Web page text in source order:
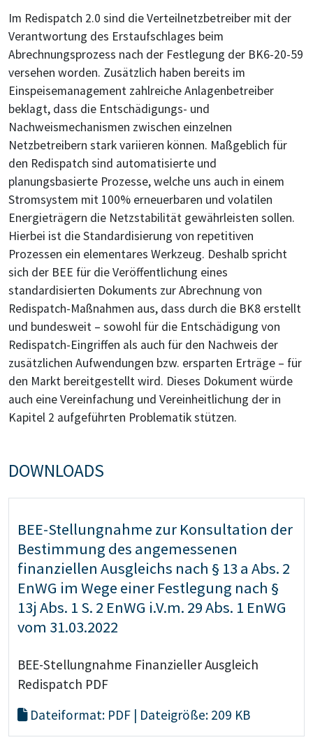
Im Redispatch 2.0 sind die Verteilnetzbetreiber mit der
Verantwortung des Erstaufschlages beim
Abrechnungsprozess nach der Festlegung der BK6-20-59
versehen worden. Zusätzlich haben bereits im
Einspeisemanagement zahlreiche Anlagenbetreiber
beklagt, dass die Entschädigungs- und
Nachweismechanismen zwischen einzelnen
Netzbetreibern stark variieren können. Maßgeblich für
den Redispatch sind automatisierte und
planungsbasierte Prozesse, welche uns auch in einem
Stromsystem mit 100% erneuerbaren und volatilen
Energieträgern die Netzstabilität gewährleisten sollen.
Hierbei ist die Standardisierung von repetitiven
Prozessen ein elementares Werkzeug. Deshalb spricht
sich der BEE für die Veröffentlichung eines
standardisierten Dokuments zur Abrechnung von
Redispatch-Maßnahmen aus, dass durch die BK8 erstellt
und bundesweit – sowohl für die Entschädigung von
Redispatch-Eingriffen als auch für den Nachweis der
zusätzlichen Aufwendungen bzw. ersparten Erträge – für
den Markt bereitgestellt wird. Dieses Dokument würde
auch eine Vereinfachung und Vereinheitlichung der in
Kapitel 2 aufgeführten Problematik stützen.
DOWNLOADS
BEE-Stellungnahme zur Konsultation der
Bestimmung des angemessenen
finanziellen Ausgleichs nach § 13 a Abs. 2
EnWG im Wege einer Festlegung nach §
13j Abs. 1 S. 2 EnWG i.V.m. 29 Abs. 1 EnWG
vom 31.03.2022
BEE-Stellungnahme Finanzieller Ausgleich
Redispatch PDF
Dateiformat: PDF | Dateigröße: 209 KB